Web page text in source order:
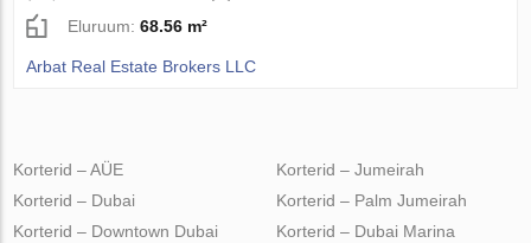
Eluruum:68.56 m²
Arbat Real Estate Brokers LLC
Korterid – AÜE
Korterid – Dubai
Korterid – Downtown Dubai
Korterid – Jumeirah
Korterid – Palm Jumeirah
Korterid – Dubai Marina